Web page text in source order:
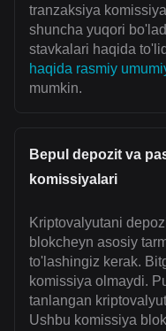
tranzaksiya
shuncha yuqori
stavkalari haqida
haqida rasmiy
mumkin.
Bepul depozit va
komissiyalari
Kriptovalyutani
blokcheyn asosiy
to'lashingiz kerak.
komissiya olmaydi.
tanlangan
Ushbu komissiya